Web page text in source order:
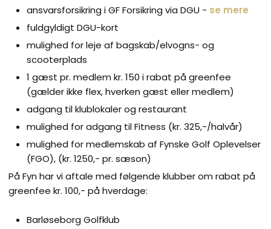
ansvarsforsikring i GF Forsikring via DGU - se mere
fuldgyldigt DGU-kort
mulighed for leje af bagskab/elvogns- og
scooterplads
1 gæst pr. medlem kr. 150 i rabat på greenfee
(gælder ikke flex, hverken gæst eller medlem)
adgang til klublokaler og restaurant
mulighed for adgang til Fitness (kr. 325,-/halvår)
mulighed for medlemskab af Fynske Golf Oplevelser
(FGO), (kr. 1250,- pr. sæson)
​På Fyn har vi aftale med følgende klubber om rabat på
greenfee kr. 100,- på hverdage:
Barløseborg Golfklub